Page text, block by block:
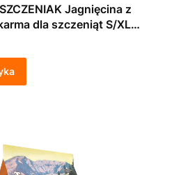
Jagnięcina z
dla szczeniąt S/XL